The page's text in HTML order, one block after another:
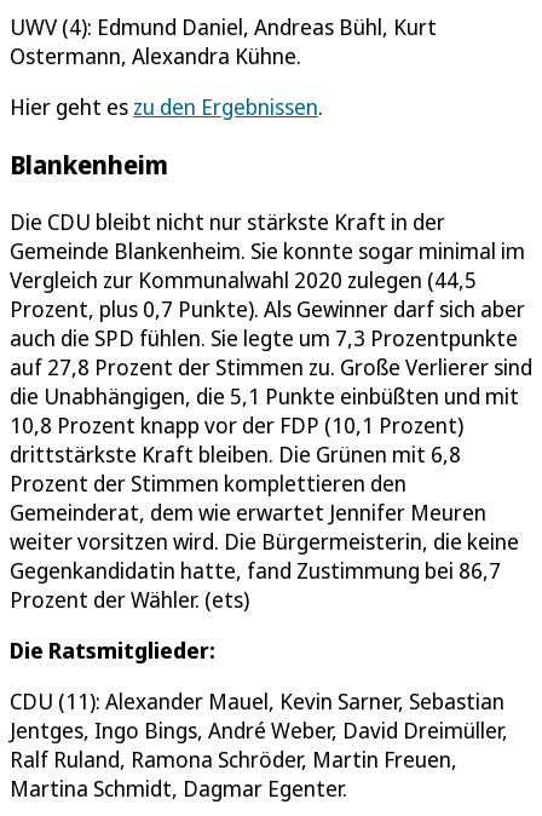
UWV (4): Edmund Daniel, Andreas Bühl, Kurt
Ostermann, Alexandra Kühne.
Hier geht es zu den Ergebnissen.
Blankenheim
Die CDU bleibt nicht nur stärkste Kraft in der
Gemeinde Blankenheim. Sie konnte sogar minimal im
Vergleich zur Kommunalwahl 2020 zulegen (44,5
Prozent, plus 0,7 Punkte). Als Gewinner darf sich aber
auch die SPD fühlen. Sie legte um 7,3 Prozentpunkte
auf 27,8 Prozent der Stimmen zu. Große Verlierer sind
die Unabhängigen, die 5,1 Punkte einbüßten und mit
10,8 Prozent knapp vor der FDP (10,1 Prozent)
drittstärkste Kraft bleiben. Die Grünen mit 6,8
Prozent der Stimmen komplettieren den
Gemeinderat, dem wie erwartet Jennifer Meuren
weiter vorsitzen wird. Die Bürgermeisterin, die keine
Gegenkandidatin hatte, fand Zustimmung bei 86,7
Prozent der Wähler. (ets)
Die Ratsmitglieder:
CDU (11): Alexander Mauel, Kevin Sarner, Sebastian
Jentges, Ingo Bings, André Weber, David Dreimüller,
Ralf Ruland, Ramona Schröder, Martin Freuen,
Martina Schmidt, Dagmar Egenter.